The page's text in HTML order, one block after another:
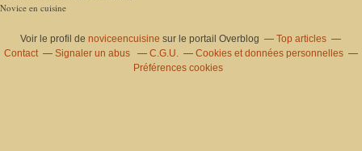
Novice en cuisine
Voir le profil denoviceencuisine sur le portail Overblog
Top articles
Contact
Signaler un abus C.G.U.
Cookies et données personnelles
Préférences cookies